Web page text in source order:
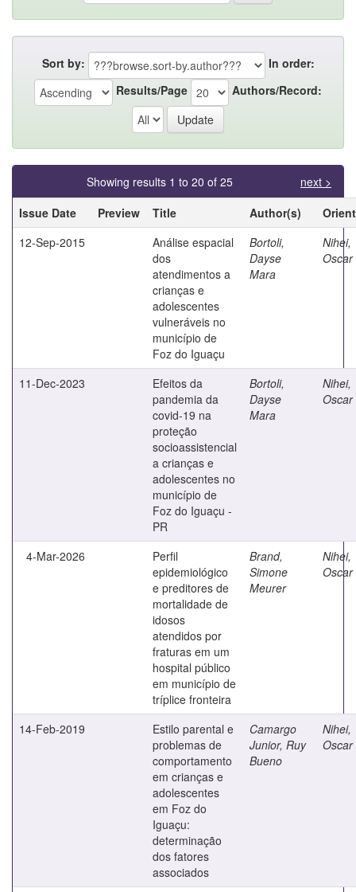
Sort by:
In order:
Results/Page
Authors/Record:
Showing results 1 to 20 of 25
next >
Issue Date
Preview Title Author(s)
12-Sep-2015
Análise espacial
dos
atendimentos a
crianças e
adolescentes
vulneráveis no
município de
Foz do Iguaçu
Bortoli,
Dayse
Mara
Nihei,
Oscar
11-Dec-2023
Efeitos da
pandemia da
covid-19 na
proteção
socioassistencial
a crianças e
adolescentes no
município de
Foz do Iguaçu -
PR
Bortoli,
Dayse
Mara
Nihei,
Oscar
4-Mar-2026
Perfil
epidemiológico
e preditores de
mortalidade de
idosos
atendidos por
fraturas em um
hospital público
em município de
tríplice fronteira
Brand,
Simone
Meurer
Nihei,
Oscar
14-Feb-2019
Estilo parental e
problemas de
comportamento
em crianças e
adolescentes
em Foz do
Iguaçu:
determinação
dos fatores
associados
Camargo
Junior, Ruy
Bueno
Nihei,
Oscar